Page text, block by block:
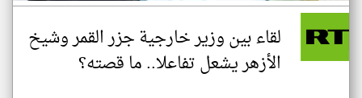
لقاء بين وزير خارجية جزر القمر وشيخ
الأزهر يشعل تفاعلا.. ما قصته؟